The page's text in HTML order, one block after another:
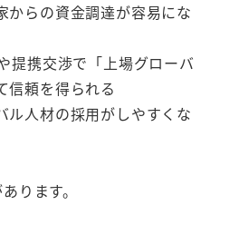
からの資金調達が容易にな
提携交渉で「上場グローバ
信頼を得られる
ル人材の採用がしやすくな
ります。